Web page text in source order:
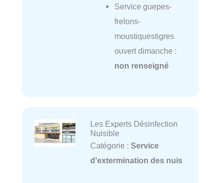
Service guepes-
frelons-
moustiquestigres
ouvert dimanche :
non renseigné
Les Experts Désinfection
Nuisible
Catégorie : Service
d'extermination des nuis